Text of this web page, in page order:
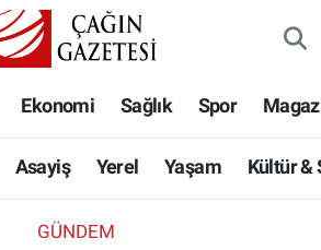
Ekonomi Sağlık Spor
Asayiş Yerel Yaşam Kültür &
GÜNDEM